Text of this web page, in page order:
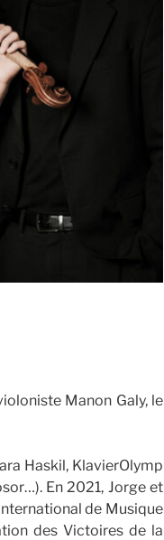
Manon Galy, le
Haskil, KlavierOlymp
En 2021, Jorge et
de Musique
des Victoires de la